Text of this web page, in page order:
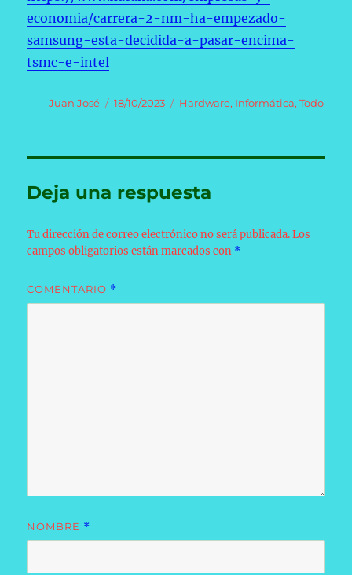
economia/carrera-2-nm-ha-empezado-
samsung-esta-decidida-a-pasar-encima-
tsmc-e-intel
Autor
Juan José
Publicado
18/10/2023 Categorías
Hardware, Informática,Todo
Deja una respuesta
Tu dirección de correo electrónico no será publicada. Los
campos obligatorios están marcados con *
COMENTARIO *
NOMBRE *